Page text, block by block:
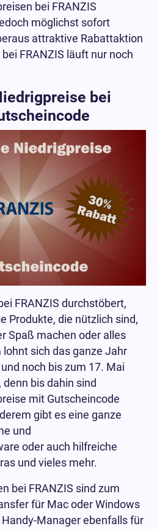
bei FRANZIS
möglichst sofort
attraktive Rabattaktion
FRANZIS läuft nur noch
bei
FRANZIS durchstöbert,
Produkte, die nützlich sind,
Spaß machen oder alles
sich das ganze Jahr
noch bis zum 17. Mai
bis dahin sind
mit Gutscheincode
gibt es eine ganze
und
oder auch hilfreiche
und vieles mehr.
bei FRANZIS sind zum
für Mac oder Windows
Manager ebenfalls für